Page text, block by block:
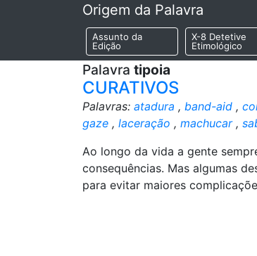
Origem da Palavra
Assunto da
Edição
X-8 Detetive
Etimológico
Palavra tipoia
CURATIVOS
Palavras: atadura , band-aid ,
gaze , laceração , machucar,
Ao longo da vida a gente
consequências. Mas algumas
para evitar maiores